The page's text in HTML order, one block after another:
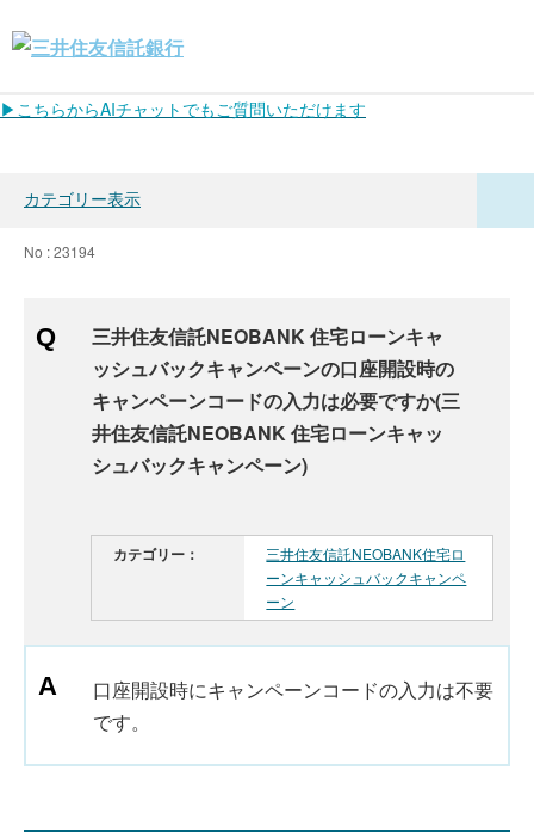
▶こちらからAIチャットでもご質問いただけます
カテゴリー表示
No : 23194
三井住友信託NEOBANK 住宅ローンキャ
ッシュバックキャンペーンの口座開設時の
キャンペーンコードの入力は必要ですか(三
井住友信託NEOBANK 住宅ローンキャッ
シュバックキャンペーン)
カテゴリー：
三井住友信託NEOBANK住宅ロ
ーンキャッシュバックキャンペ
ーン
口座開設時にキャンペーンコードの入力は不要
です。